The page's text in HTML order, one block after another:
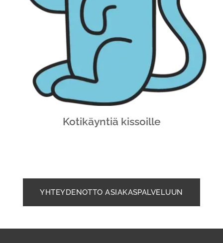
Kotikäyntiä kissoille
YHTEYDENOTTO ASIAKASPALVELUUN